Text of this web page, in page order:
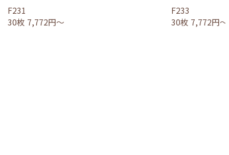
F231
30枚 7,772円～
F233
30枚 7,772円～